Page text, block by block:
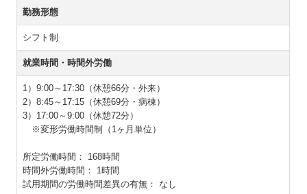
勤務形態
シフト制
就業時間・時間外労働
1）9:00～17:30（休憩66分・外来）
2）8:45～17:15（休憩69分・病棟）
3）17:00～9:00（休憩72分）
※変形労働時間制（1ヶ月単位）
所定労働時間： 168時間
時間外労働時間： 1時間
試用期間の労働時間差異の有無： なし